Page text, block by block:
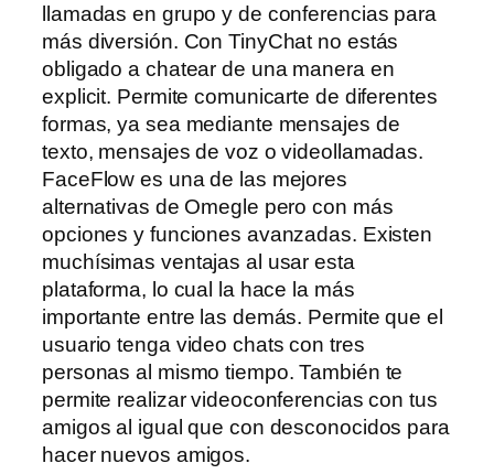
llamadas en grupo y de conferencias para
más diversión. Con TinyChat no estás
obligado a chatear de una manera en
explicit. Permite comunicarte de diferentes
formas, ya sea mediante mensajes de
texto, mensajes de voz o videollamadas.
FaceFlow es una de las mejores
alternativas de Omegle pero con más
opciones y funciones avanzadas. Existen
muchísimas ventajas al usar esta
plataforma, lo cual la hace la más
importante entre las demás. Permite que el
usuario tenga video chats con tres
personas al mismo tiempo. También te
permite realizar videoconferencias con tus
amigos al igual que con desconocidos para
hacer nuevos amigos.